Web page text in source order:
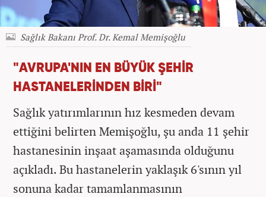
Sağlık Bakanı Prof. Dr. Kemal Memişoğlu
"AVRUPA'NIN EN BÜYÜK ŞEHİR
HASTANELERİNDEN BİRİ"
Sağlık yatırımlarının hız kesmeden devam
ettiğini belirten Memişoğlu, şu anda 11 şehir
hastanesinin inşaat aşamasında olduğunu
açıkladı. Bu hastanelerin yaklaşık 6'sının yıl
sonuna kadar tamamlanmasının